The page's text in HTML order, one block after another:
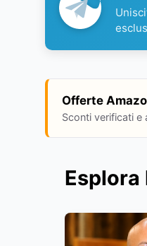
Offerte
Sconti verificati e
Esplora